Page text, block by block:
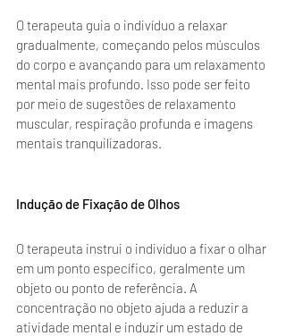
O terapeuta guia o indivíduo a relaxar
gradualmente, começando pelos músculos
do corpo e avançando para um relaxamento
mental mais profundo. Isso pode ser feito
por meio de sugestões de relaxamento
muscular, respiração profunda e imagens
mentais tranquilizadoras.
Indução de Fixação de Olhos
O terapeuta instrui o indivíduo a fixar o olhar
em um ponto específico, geralmente um
objeto ou ponto de referência. A
concentração no objeto ajuda a reduzir a
atividade mental e induzir um estado de